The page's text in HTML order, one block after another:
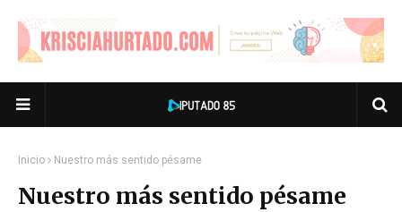
Inicio Nuestro más sentido pésame
Nuestro más sentido pésame